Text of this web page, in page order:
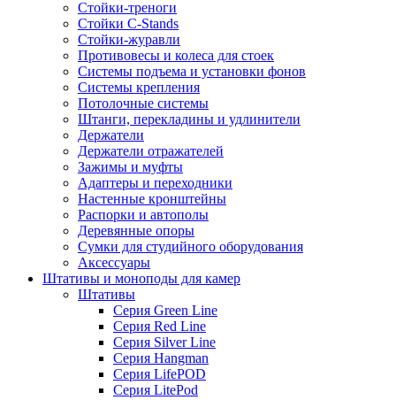
Стойки-треноги
Стойки C-Stands
Стойки-журавли
Противовесы и колеса для стоек
Системы подъема и установки фонов
Системы крепления
Потолочные системы
Штанги, перекладины и удлинители
Держатели
Держатели отражателей
Зажимы и муфты
Адаптеры и переходники
Настенные кронштейны
Распорки и автополы
Деревянные опоры
Сумки для студийного оборудования
Аксессуары
Штативы и моноподы для камер
Штативы
Серия Green Line
Серия Red Line
Серия Silver Line
Серия Hangman
Серия LifePOD
Серия LitePod